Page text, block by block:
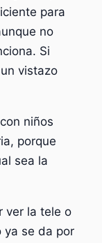
para
no
Si
vistazo
niños
porque
sea la
ver la tele o
ya se da por